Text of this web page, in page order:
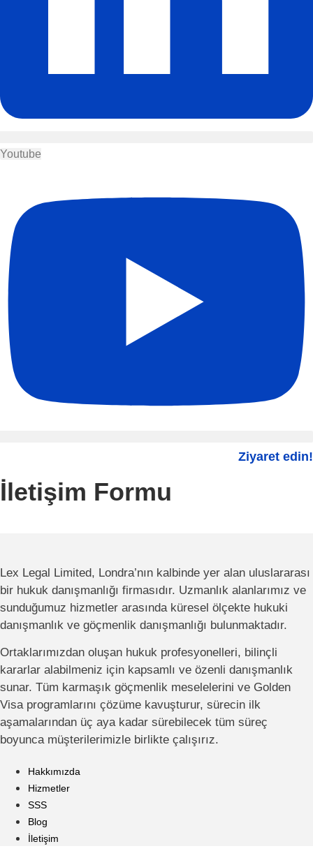
Youtube
Ziyaret edin!
İletişim Formu
Lex Legal Limited, Londra’nın kalbinde yer alan uluslararası
bir hukuk danışmanlığı firmasıdır. Uzmanlık alanlarımız ve
sunduğumuz hizmetler arasında küresel ölçekte hukuki
danışmanlık ve göçmenlik danışmanlığı bulunmaktadır.
Ortaklarımızdan oluşan hukuk profesyonelleri, bilinçli
kararlar alabilmeniz için kapsamlı ve özenli danışmanlık
sunar. Tüm karmaşık göçmenlik meselelerini ve Golden
Visa programlarını çözüme kavuşturur, sürecin ilk
aşamalarından üç aya kadar sürebilecek tüm süreç
boyunca müşterilerimizle birlikte çalışırız.
Hakkımızda
Hizmetler
SSS
Blog
İletişim